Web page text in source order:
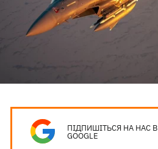
ПІДПИШІТЬСЯ НА НАС В
GOOGLE